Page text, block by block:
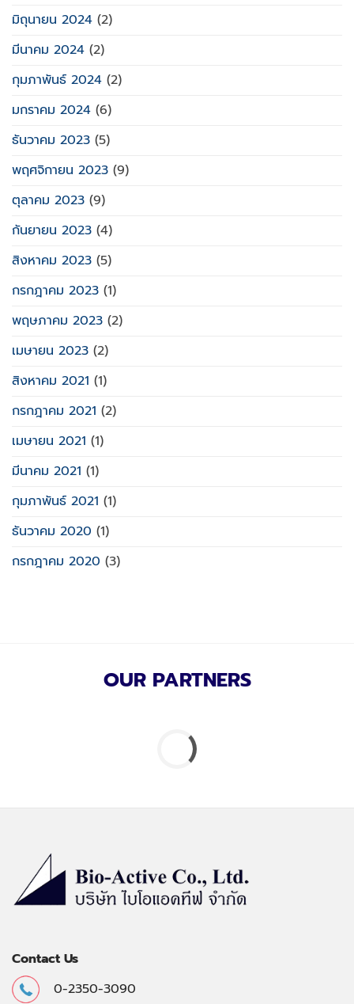
มิถุนายน 2024 (2)
มีนาคม 2024 (2)
กุมภาพันธ์ 2024 (2)
มกราคม 2024 (6)
ธันวาคม 2023 (5)
พฤศจิกายน 2023 (9)
ตุลาคม 2023 (9)
กันยายน 2023 (4)
สิงหาคม 2023 (5)
กรกฎาคม 2023 (1)
พฤษภาคม 2023 (2)
เมษายน 2023 (2)
สิงหาคม 2021 (1)
กรกฎาคม 2021 (2)
เมษายน 2021 (1)
มีนาคม 2021 (1)
กุมภาพันธ์ 2021 (1)
ธันวาคม 2020 (1)
กรกฎาคม 2020 (3)
OUR PARTNERS
Contact Us
0-2350-3090